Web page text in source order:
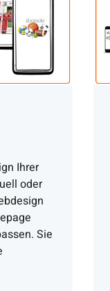
Ihrer
oder
Sie